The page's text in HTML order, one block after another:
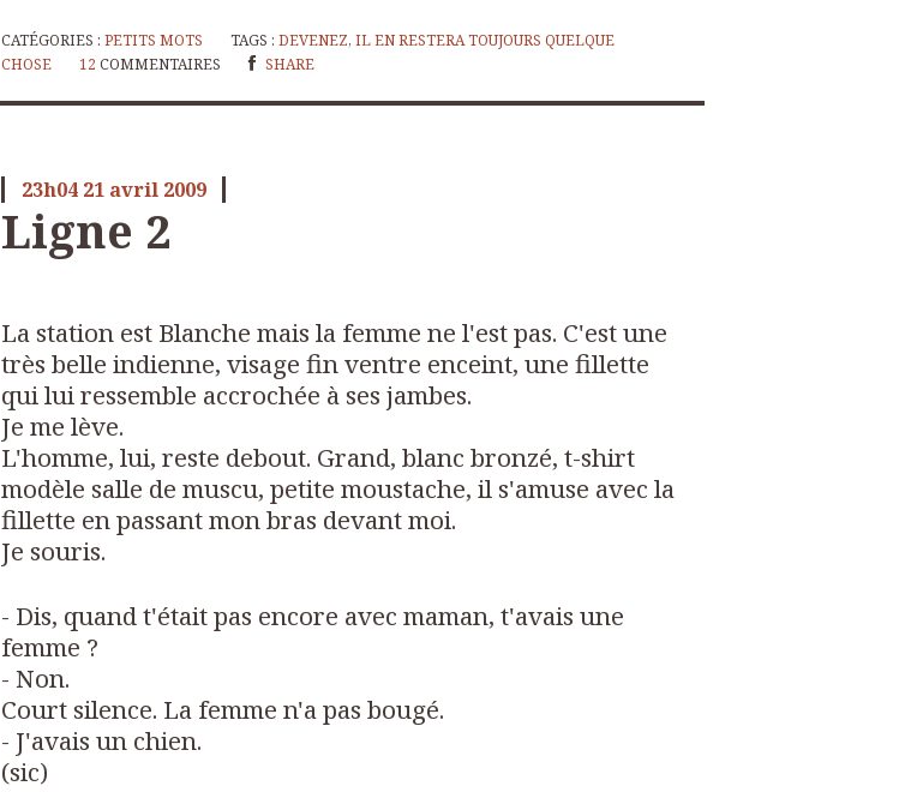
CATÉGORIES :PETITS MOTS TAGS :DEVENEZ,IL EN RESTERA TOUJOURS QUELQUE
CHOSE
12 COMMENTAIRES SHARE
23h04 21 avril 2009
Ligne 2
La station est Blanche mais la femme ne l'est pas. C'est une
très belle indienne, visage fin ventre enceint, une fillette
qui lui ressemble accrochée à ses jambes.
Je me lève.
L'homme, lui, reste debout. Grand, blanc bronzé, t-shirt
modèle salle de muscu, petite moustache, il s'amuse avec la
fillette en passant mon bras devant moi.
Je souris.
- Dis, quand t'était pas encore avec maman, t'avais une
femme ?
- Non.
Court silence. La femme n'a pas bougé.
- J'avais un chien.
(sic)